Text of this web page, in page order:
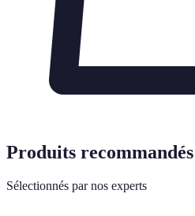
Produits recommandés
Sélectionnés par nos experts